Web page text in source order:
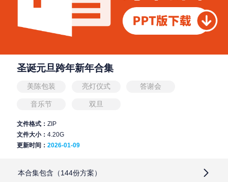
圣诞元旦跨年新年合集
美陈包装 亮灯仪式 答谢会
音乐节 双旦
文件格式：ZIP
文件大小：4.20G
更新时间：2026-01-09
本合集包含（144份方案）